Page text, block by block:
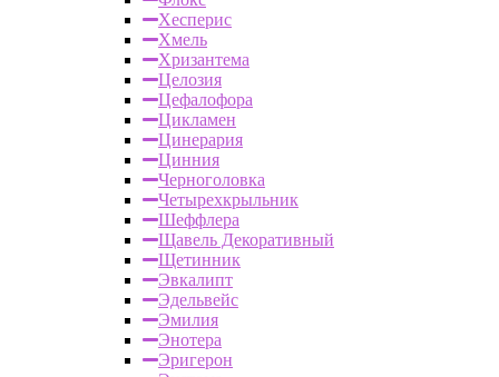
Хесперис
Хмель
Хризантема
Целозия
Цефалофора
Цикламен
Цинерария
Цинния
Черноголовка
Четырехкрыльник
Шеффлера
Щавель Декоративный
Щетинник
Эвкалипт
Эдельвейс
Эмилия
Энотера
Эригерон